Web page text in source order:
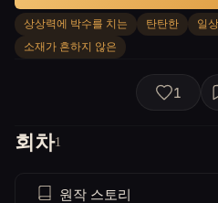
상상력에 박수를 치는 탄탄한
일
소재가 흔하지 않은
1
회차1
원작 스토리